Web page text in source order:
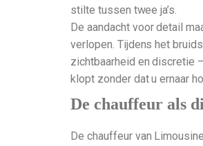
stilte tussen twee ja’s.
De aandacht voor detail
verlopen. Tijdens het
zichtbaarheid en discretie
klopt zonder dat u ernaar
De chauffeur als
De chauffeur van